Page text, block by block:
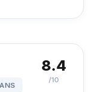
8.4
/10